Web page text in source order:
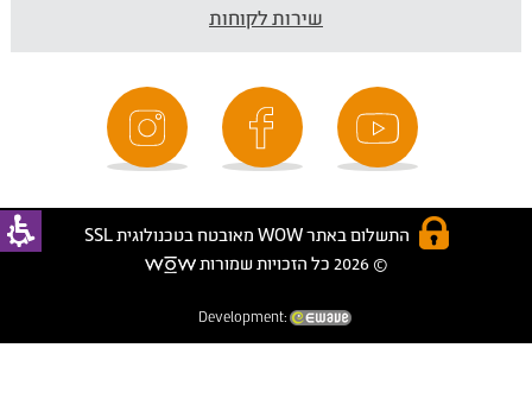
שירות לקוחות
התשלום באתר WOW מאובטח בטכנולוגית SSL
© 2026 כל הזכויות שמורות
Development: